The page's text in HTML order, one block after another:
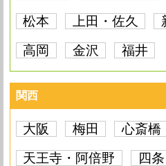
松本
上田・佐久
高岡
金沢 福井
関西
大阪 梅田 心斎橋
天王寺・阿倍野
四